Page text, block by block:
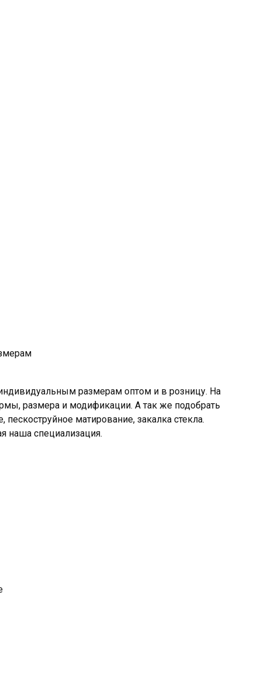
размерам оптом и в розницу. На
размера и модификации. А так же подобрать
матирование, закалка стекла.
наша специализация.